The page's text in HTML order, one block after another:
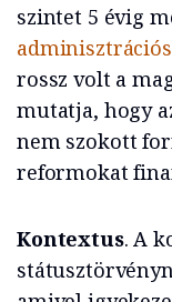
szintet 5 évig
rossz volt a
mutatja, hogy
nem szokott
reformokat
Kontextus. A